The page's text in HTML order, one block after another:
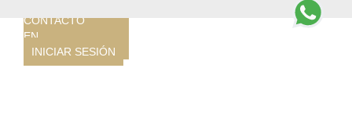
CONTACTO
EN
INICIAR SESIÓN